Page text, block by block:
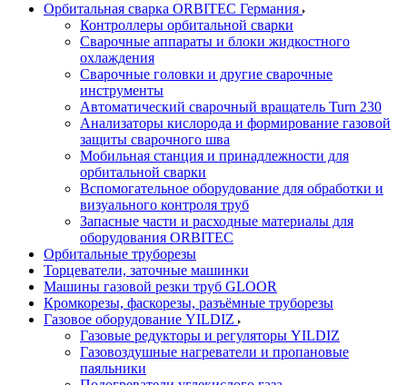
Орбитальная сварка ORBITEC Германия
Контроллеры орбитальной сварки
Сварочные аппараты и блоки жидкостного
охлаждения
Сварочные головки и другие сварочные
инструменты
Автоматический сварочный вращатель Turn 230
Анализаторы кислорода и формирование газовой
защиты сварочного шва
Мобильная станция и принадлежности для
орбитальной сварки
Вспомогательное оборудование для обработки и
визуального контроля труб
Запасные части и расходные материалы для
оборудования ORBITEC
Орбитальные труборезы
Торцеватели, заточные машинки
Машины газовой резки труб GLOOR
Кромкорезы, фаскорезы, разъёмные труборезы
Газовое оборудование YILDIZ
Газовые редукторы и регуляторы YILDIZ
Газовоздушные нагреватели и пропановые
паяльники